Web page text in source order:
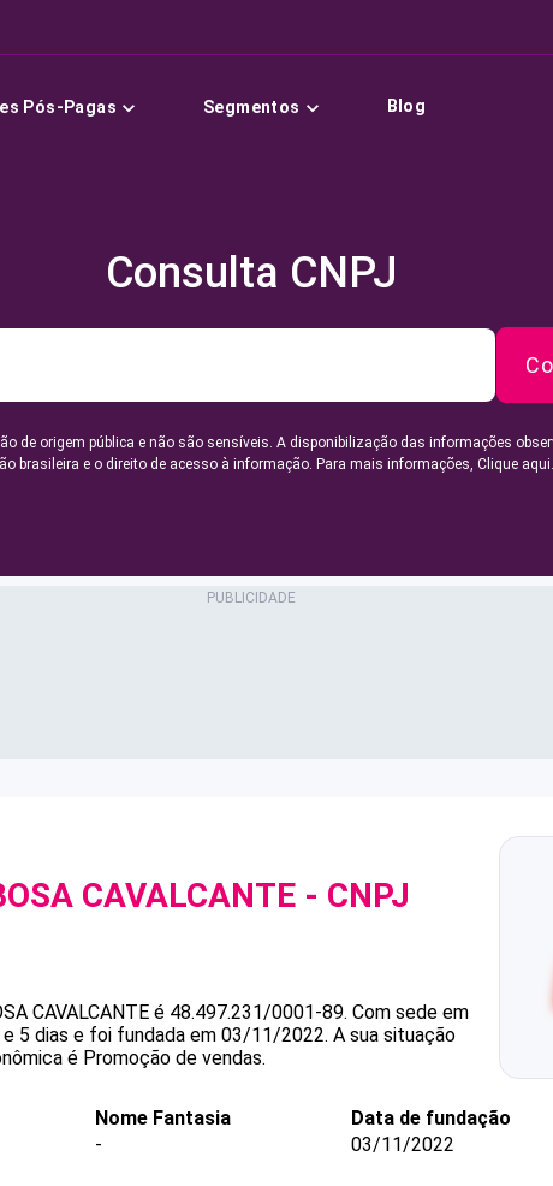
Pós-Pagas Segmentos Blog
Consulta CNPJ
de origem pública e não são sensíveis. A disponibilização das informações
brasileira e o direito de acesso à informação. Para mais informações, Clique aqui.
CAVALCANTE - CNPJ
CAVALCANTE é 48.497.231/0001-89. Com sede em
e 5 dias e foi fundada em 03/11/2022. A sua situação
é Promoção de vendas.
Nome Fantasia
-
Data de fundação
03/11/2022